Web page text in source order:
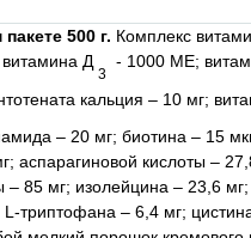
500 г. Комплекс
Д
3
- 1000 МЕ;
кальция – 10 мг;
– 20 мг; биотина – 15
аспарагиновой кислоты –
– 85 мг; изолейцина – 23,6
триптофана – 6,4 мг;